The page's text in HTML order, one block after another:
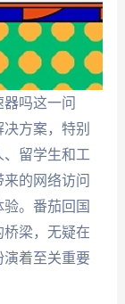
吗这一问
方案，特别
留学生和工
的网络访问
。番茄回国
梁，无疑在
着至关重要